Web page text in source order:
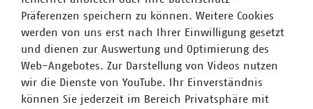
Yvonne Krause
Senior-Fachgebietsleiterin Stadtsauberkeit,
Winterdienst und Baubetriebshöfe
+49 30 58580-262
krause(at)vku(dot)de
Präferenzen speichern zu können. Weitere Cookies
werden von uns erst nach Ihrer Einwilligung gesetzt
und dienen zur Auswertung und Optimierung des
Web-Angebotes. Zur Darstellung von Videos nutzen
wir die Dienste von YouTube. Ihr Einverständnis
können Sie jederzeit im Bereich Privatsphäre mit